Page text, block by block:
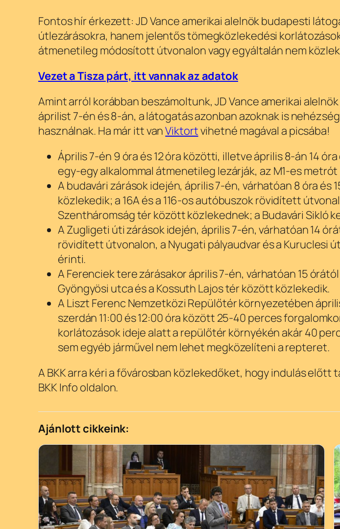
Fontos hír érkezett: JD Vance amerikai alelnök budapesti
útlezárásokra, hanem jelentős tömegközlekedési
átmenetileg módosított útvonalon vagy egyáltalán nem
Vezet a Tisza párt, itt vannak az adatok
Amint arról korábban beszámoltunk, JD Vance amerikai
áprilist 7-én és 8-án, a látogatás azonban azoknak is
használnak. Ha már itt vanViktortvihetné magával a picsába!
Április 7-én 9 óra és 12 óra közötti, illetve április 8-án 14
egy-egy alkalommal átmenetileg lezárják, az M1-es metrót
A budavári zárások idején, április 7-én, várhatóan 8 óra és
közlekedik; a 16A és a 116-os autóbuszok rövidített
Szentháromság tér között közlekednek; a Budavári Sikló
A Zugligeti úti zárások idején, április 7-én, várhatóan 14
rövidített útvonalon, a Nyugati pályaudvar és a Kuruclesi
érinti.
A Ferenciek tere zárásakor április 7-én, várhatóan 15
Gyöngyösi utca és a Kossuth Lajos tér között közlekedik.
A Liszt Ferenc Nemzetközi Repülőtér környezetében
szerdán 11:00 és 12:00 óra között 25-40 perces
korlátozások ideje alatt a repülőtér környékén akár 40
sem egyéb járművel nem lehet megközelíteni a repteret.
A BKK arra kéri a fővárosban közlekedőket, hogy indulás
BKK Info oldalon.
Ajánlott cikkeink: